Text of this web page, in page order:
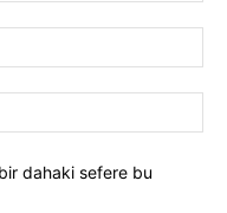
dahaki sefere bu